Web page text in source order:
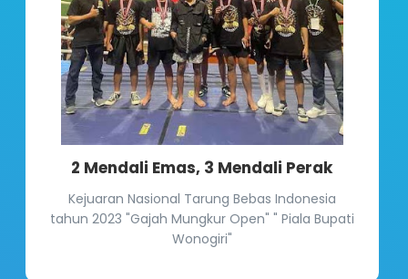
2 Mendali Emas, 3 Mendali Perak
Kejuaran Nasional Tarung Bebas Indonesia
tahun 2023 "Gajah Mungkur Open" " Piala Bupati
Wonogiri"